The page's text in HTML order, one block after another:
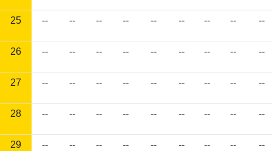
25 -- -- -- -- -- -- -- -- --
26 -- -- -- -- -- -- -- -- --
27 -- -- -- -- -- -- -- -- --
28 -- -- -- -- -- -- -- -- --
29 -- -- -- -- -- -- -- -- --